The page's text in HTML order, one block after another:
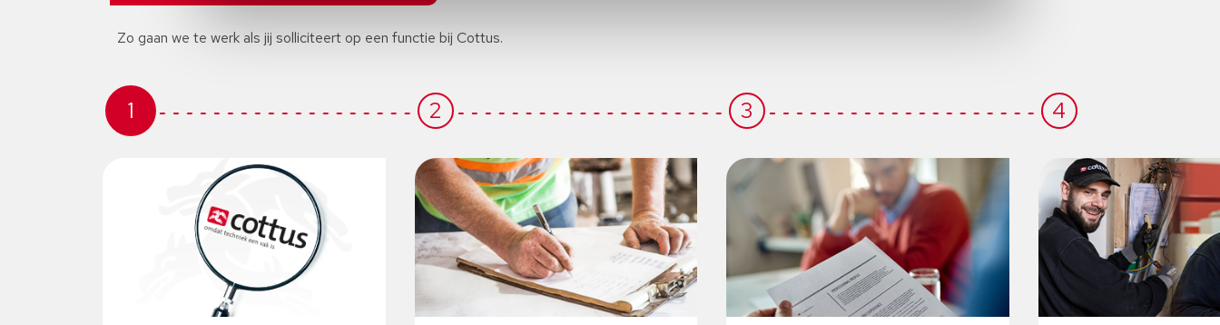
Zo gaan we te werk als jij solliciteert op een functie bij Cottus.
1 2 3 4